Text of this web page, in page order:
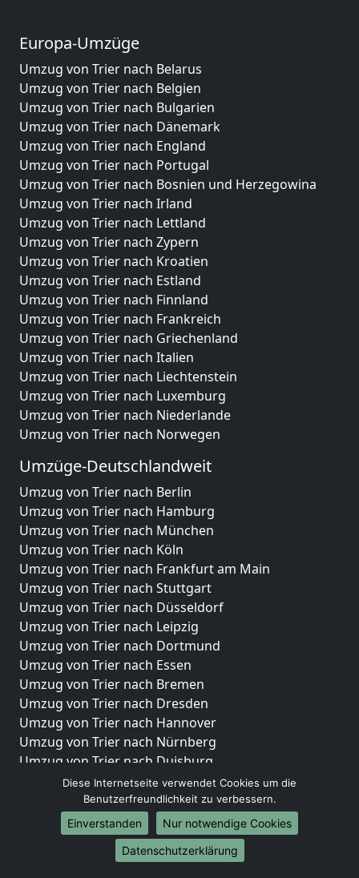
Europa-Umzüge
Umzug von Trier nach Belarus
Umzug von Trier nach Belgien
Umzug von Trier nach Bulgarien
Umzug von Trier nach Dänemark
Umzug von Trier nach England
Umzug von Trier nach Portugal
Umzug von Trier nach Bosnien und Herzegowina
Umzug von Trier nach Irland
Umzug von Trier nach Lettland
Umzug von Trier nach Zypern
Umzug von Trier nach Kroatien
Umzug von Trier nach Estland
Umzug von Trier nach Finnland
Umzug von Trier nach Frankreich
Umzug von Trier nach Griechenland
Umzug von Trier nach Italien
Umzug von Trier nach Liechtenstein
Umzug von Trier nach Luxemburg
Umzug von Trier nach Niederlande
Umzug von Trier nach Norwegen
Umzüge-Deutschlandweit
Umzug von Trier nach Berlin
Umzug von Trier nach Hamburg
Umzug von Trier nach München
Umzug von Trier nach Köln
Umzug von Trier nach Frankfurt am Main
Umzug von Trier nach Stuttgart
Umzug von Trier nach Düsseldorf
Umzug von Trier nach Leipzig
Umzug von Trier nach Dortmund
Umzug von Trier nach Essen
Umzug von Trier nach Bremen
Umzug von Trier nach Dresden
Umzug von Trier nach Hannover
Umzug von Trier nach Nürnberg
Umzug von Trier nach Duisburg
Umzug von Trier nach Bochum
Umzug von Trier nach Wuppertal
Umzug von Trier nach Bielefeld
Umzug von Trier nach Bonn
Umzug von Trier nach Münster
Diese Internetseite verwendet Cookies um die
Benutzerfreundlichkeit zu verbessern.
Einverstanden
Nur notwendige Cookies
Datenschutzerklärung